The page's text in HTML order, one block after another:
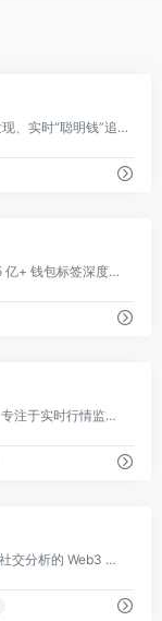
Alph.ai 是一款集 AI 驱动的 Meme 币发现、实时“聪明钱”追踪与极速交易于一体的 Solana 全能交易终端。
顶级 AI 驱动的链上数据分析平台，以 5 亿+ 钱包标签深度追踪“聪明钱（Smart Money）”动态。
领先的 Web3 链上交易数据聚合平台，专注于实时行情监测、聪明钱（Smart Money）追踪及多链代币分析。
Moni Discover 是一款基于人工智能和社交分析的 Web3 项目早研平台，旨在通过实时社交信号帮助投资者在项目爆发前发现“Alpha”机会。